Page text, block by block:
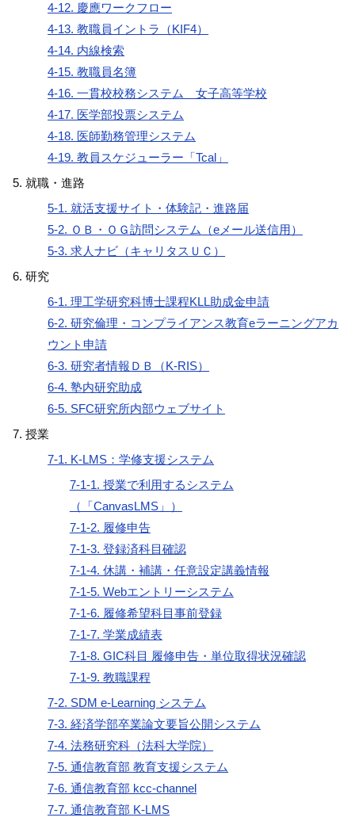
4-12. 慶應ワークフロー
4-13. 教職員イントラ（KIF4）
4-14. 内線検索
4-15. 教職員名簿
4-16. 一貫校校務システム 女子高等学校
4-17. 医学部投票システム
4-18. 医師勤務管理システム
4-19. 教員スケジューラー「Tcal」
就職・進路
5-1. 就活支援サイト・体験記・進路届
5-2. ＯＢ・ＯＧ訪問システム（eメール送信用）
5-3. 求人ナビ（キャリタスＵＣ）
研究
6-1. 理工学研究科博士課程KLL助成金申請
6-2. 研究倫理・コンプライアンス教育eラーニングアカ
ウント申請
6-3. 研究者情報ＤＢ（K-RIS）
6-4. 塾内研究助成
6-5. SFC研究所内部ウェブサイト
授業
7-1. K-LMS：学修支援システム
7-1-1. 授業で利用するシステム
（「CanvasLMS」）
7-1-2. 履修申告
7-1-3. 登録済科目確認
7-1-4. 休講・補講・任意設定講義情報
7-1-5. Webエントリーシステム
7-1-6. 履修希望科目事前登録
7-1-7. 学業成績表
7-1-8. GIC科目 履修申告・単位取得状況確認
7-1-9. 教職課程
7-2. SDM e-Learning システム
7-3. 経済学部卒業論文要旨公開システム
7-4. 法務研究科（法科大学院）
7-5. 通信教育部 教育支援システム
7-6. 通信教育部 kcc-channel
7-7. 通信教育部 K-LMS